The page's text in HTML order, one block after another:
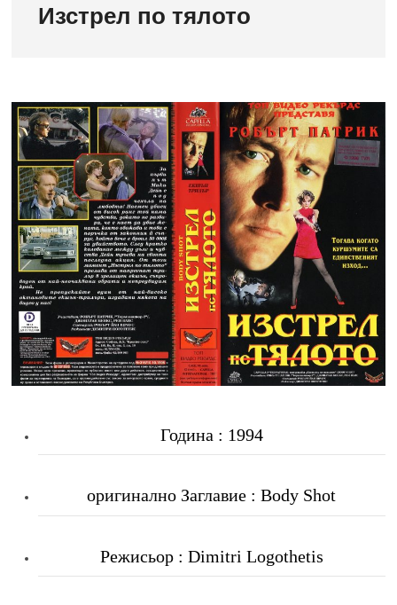
Изстрел по тялото
Година : 1994
оригинално Заглавие : Body Shot
Режисьор : Dimitri Logothetis